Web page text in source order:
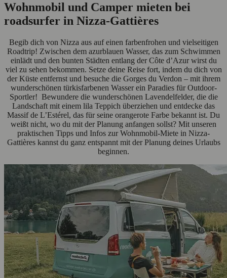
Wohnmobil und Camper mieten bei
roadsurfer in Nizza-Gattières
Begib dich von Nizza aus auf einen farbenfrohen und vielseitigen
Roadtrip! Zwischen dem azurblauen Wasser, das zum Schwimmen
einlädt und den bunten Städten entlang der Côte d’Azur wirst du
viel zu sehen bekommen. Setze deine Reise fort, indem du dich von
der Küste entfernst und besuche die Gorges du Verdon – mit ihrem
wunderschönen türkisfarbenen Wasser ein Paradies für Outdoor-
Sportler! Bewundere die wunderschönen Lavendelfelder, die die
Landschaft mit einem lila Teppich überziehen und entdecke das
Massif de L’Estérel, das für seine orangerote Farbe bekannt ist. Du
weißt nicht, wo du mit der Planung anfangen sollst? Mit unseren
praktischen Tipps und Infos zur Wohnmobil-Miete in Nizza-
Gattières kannst du ganz entspannt mit der Planung deines Urlaubs
beginnen.